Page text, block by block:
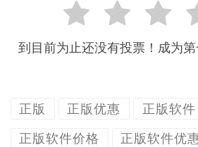
到目前为止还没有投票！成为第
正版 正版优惠 正版软件
正版软件价格 正版软件优